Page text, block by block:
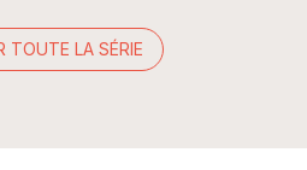
TOUTE LA SÉRIE